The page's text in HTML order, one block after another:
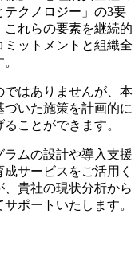
クノロジー」の3要
れらの要素を継続的
ットメントと組織全
はありませんが、本
いた施策を計画的に
ことができます。
ムの設計や導入支援
サービスをご活用く
貴社の現状分析から
ポートいたします。